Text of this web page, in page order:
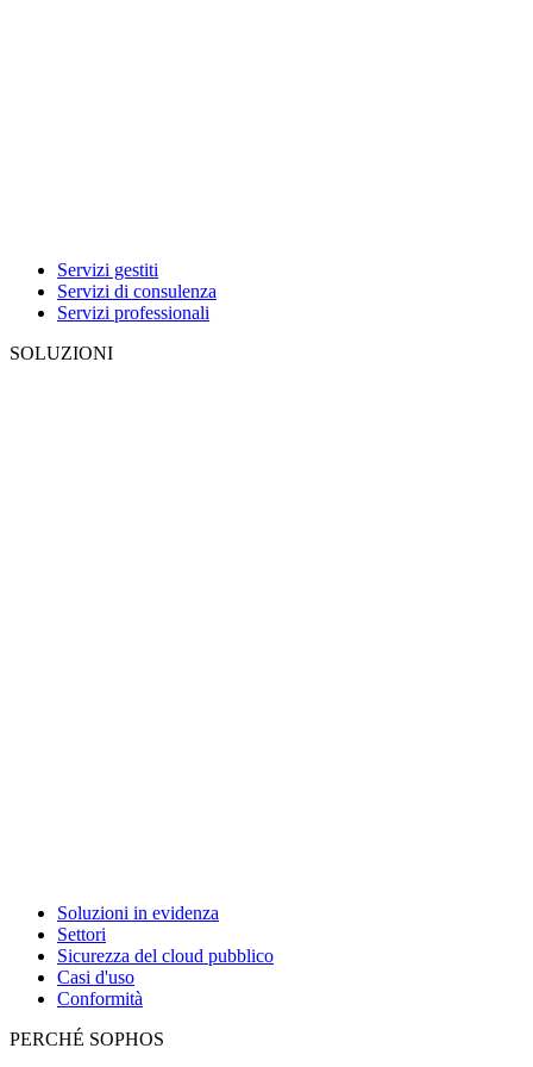
Servizi gestiti
Servizi di consulenza
Servizi professionali
SOLUZIONI
Soluzioni in evidenza
Settori
Sicurezza del cloud pubblico
Casi d'uso
Conformità
PERCHÉ SOPHOS